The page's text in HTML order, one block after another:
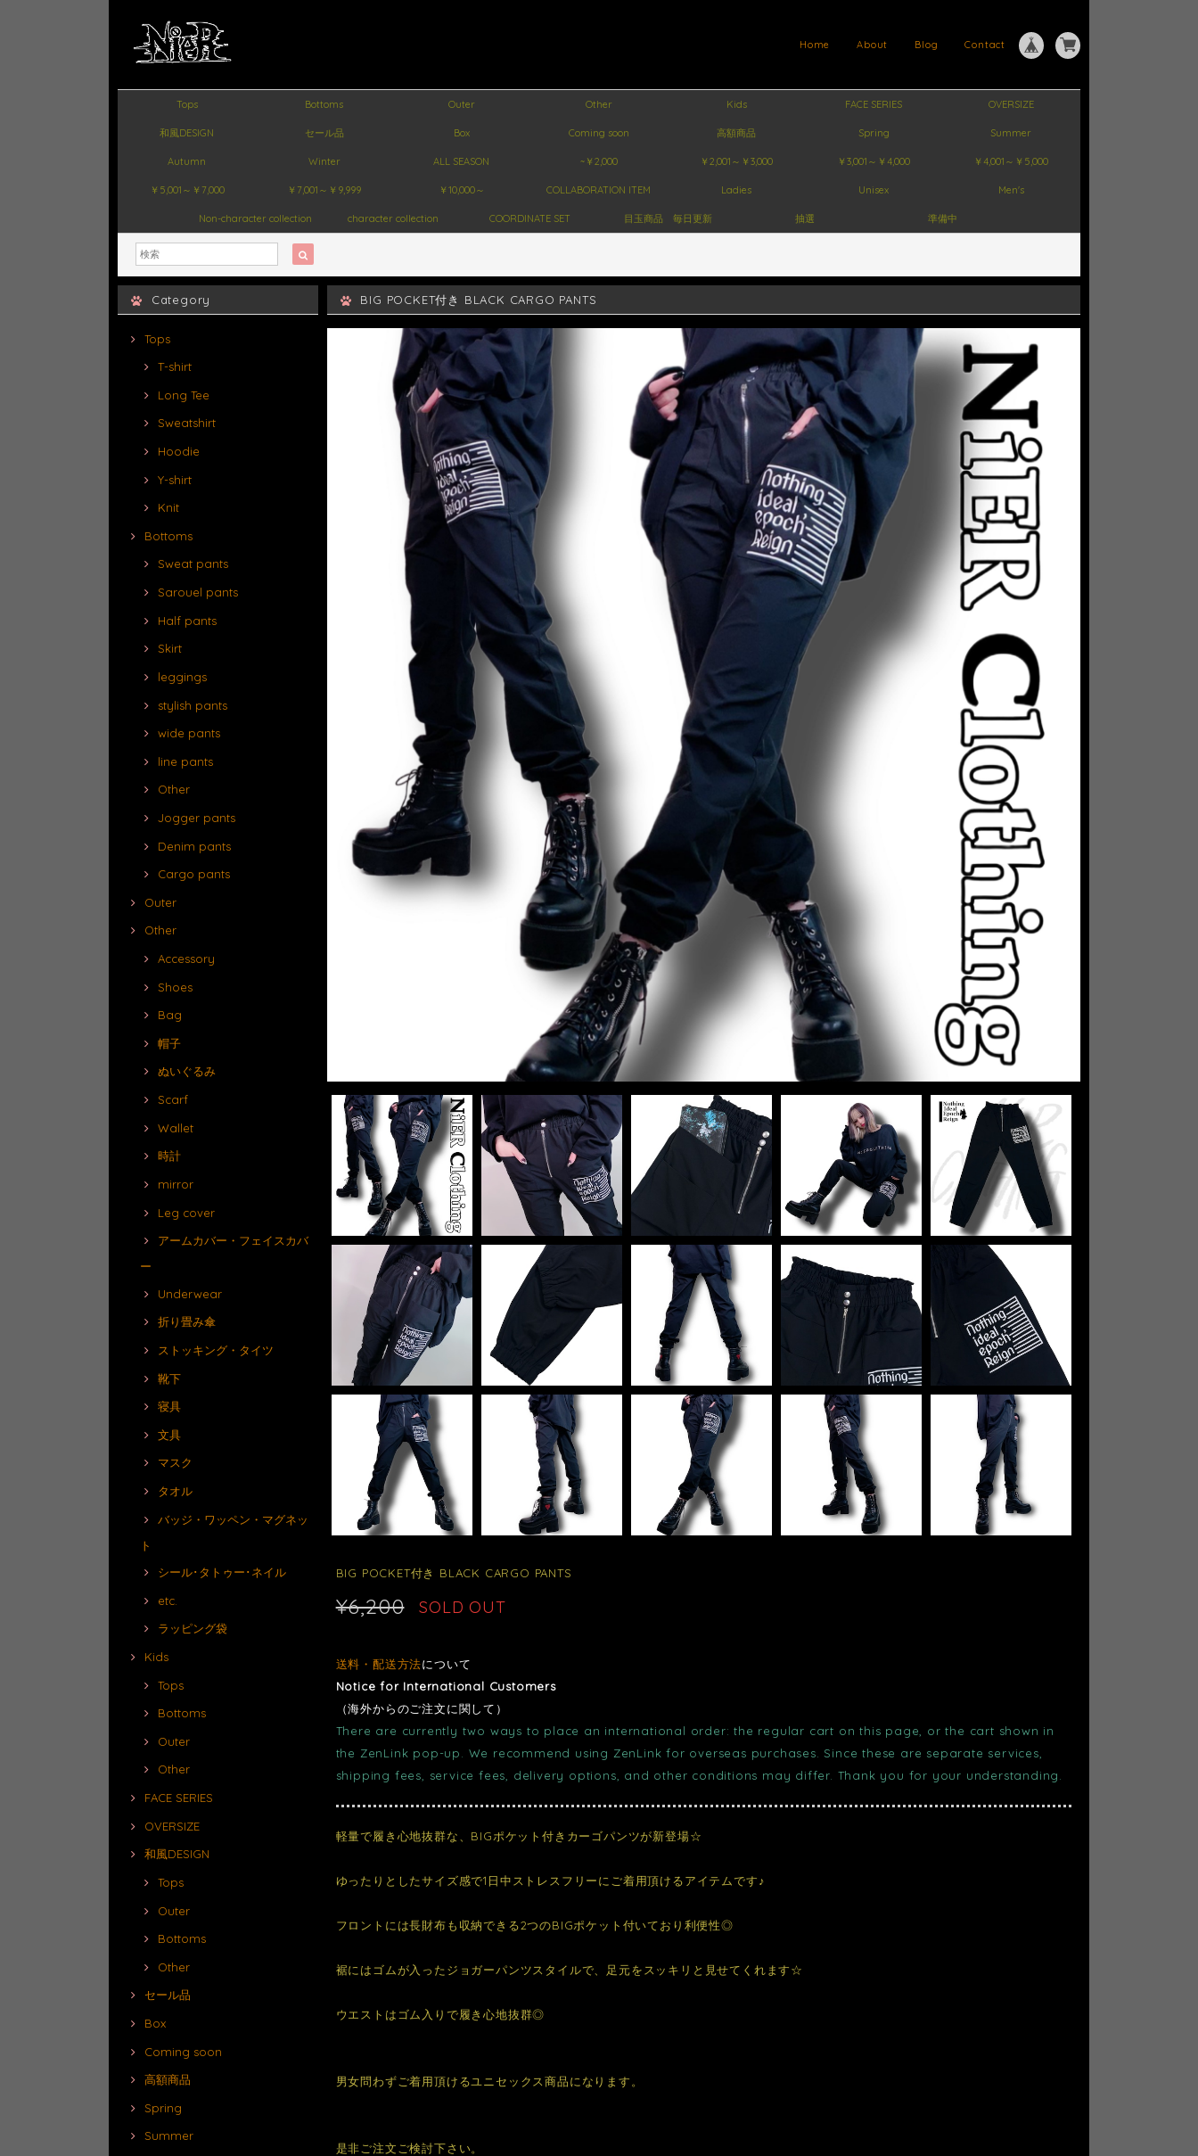
Contact
Blog
About
Home
Tops Bottoms Outer Other Kids FACE SERIES OVERSIZE
和風DESIGN セール品 Box Coming soon 高額商品 Spring Summer
Autumn Winter ALL SEASON ~￥2,000 ￥2,001～￥3,000 ￥3,001～￥4,000 ￥4,001～￥5,000
￥5,001～￥7,000 ￥7,001～￥9,999 ￥10,000～ COLLABORATION ITEM Ladies Unisex Men's
Non-character collection character collection COORDINATE SET 目玉商品 毎日更新 抽選 準備中
Category
Tops
T-shirt
Long Tee
Sweatshirt
Hoodie
Y-shirt
Knit
Bottoms
Sweat pants
Sarouel pants
Half pants
Skirt
leggings
stylish pants
wide pants
line pants
Other
Jogger pants
Denim pants
Cargo pants
Outer
Other
Accessory
Shoes
Bag
帽子
ぬいぐるみ
Scarf
Wallet
時計
mirror
Leg cover
アームカバー・フェイスカバ
ー
Underwear
折り畳み傘
ストッキング・タイツ
靴下
寝具
文具
マスク
タオル
バッジ・ワッペン・マグネッ
ト
シール･タトゥー･ネイル
etc.
ラッピング袋
Kids
Tops
Bottoms
Outer
Other
FACE SERIES
OVERSIZE
和風DESIGN
Tops
Outer
Bottoms
Other
セール品
Box
Coming soon
高額商品
Spring
Summer
BIG POCKET付き BLACK CARGO PANTS
BIG POCKET付き BLACK CARGO PANTS
¥6,200 SOLD OUT
送料・配送方法について
Notice for International Customers
（海外からのご注文に関して）
There are currently two ways to place an international order: the regular cart on this page, or the cart shown in
the ZenLink pop-up. We recommend using ZenLink for overseas purchases. Since these are separate services,
shipping fees, service fees, delivery options, and other conditions may differ. Thank you for your understanding.
軽量で履き心地抜群な、BIGポケット付きカーゴパンツが新登場☆
ゆったりとしたサイズ感で1日中ストレスフリーにご着用頂けるアイテムです♪
フロントには長財布も収納できる2つのBIGポケット付いており利便性◎
裾にはゴムが入ったジョガーパンツスタイルで、足元をスッキリと見せてくれます☆
ウエストはゴム入りで履き心地抜群◎
男女問わずご着用頂けるユニセックス商品になります。
是非ご注文ご検討下さい。